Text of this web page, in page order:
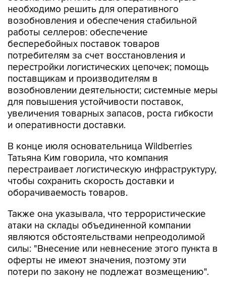
необходимо решить для оперативного
возобновления и обеспечения стабильной
работы селлеров: обеспечение
бесперебойных поставок товаров
потребителям за счет восстановления и
перестройки логистических цепочек; помощь
поставщикам и производителям в
возобновлении деятельности; системные меры
для повышения устойчивости поставок,
увеличения товарных запасов, роста гибкости
и оперативности доставки.
В конце июля основательница Wildberries
Татьяна Ким говорила, что компания
перестраивает логистическую инфраструктуру,
чтобы сохранить скорость доставки и
оборачиваемость товаров.
Также она указывала, что террористические
атаки на склады объединенной компании
являются обстоятельствами непреодолимой
силы: "Внесение или невнесение этого пункта в
оферты не имеют значения, поэтому эти
потери по закону не подлежат возмещению".